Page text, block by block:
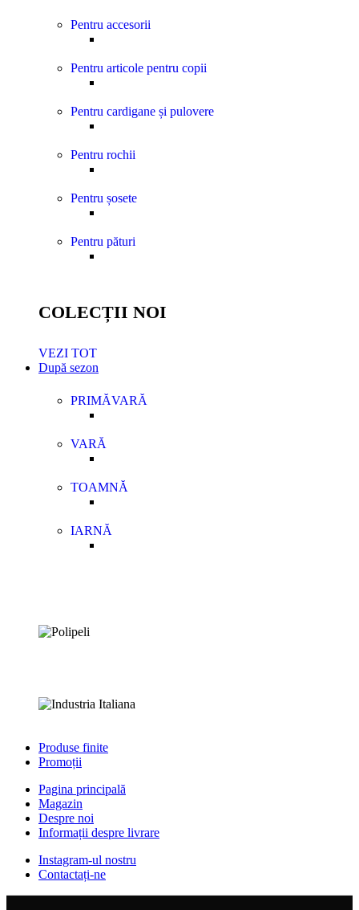
Pentru accesorii
Pentru articole pentru copii
Pentru cardigane și pulovere
Pentru rochii
Pentru șosete
Pentru pături
COLECȚII NOI
VEZI TOT
După sezon
PRIMĂVARĂ
VARĂ
TOAMNĂ
IARNĂ
Produse finite
Promoții
Pagina principală
Magazin
Despre noi
Informații despre livrare
Instagram-ul nostru
Contactați-ne